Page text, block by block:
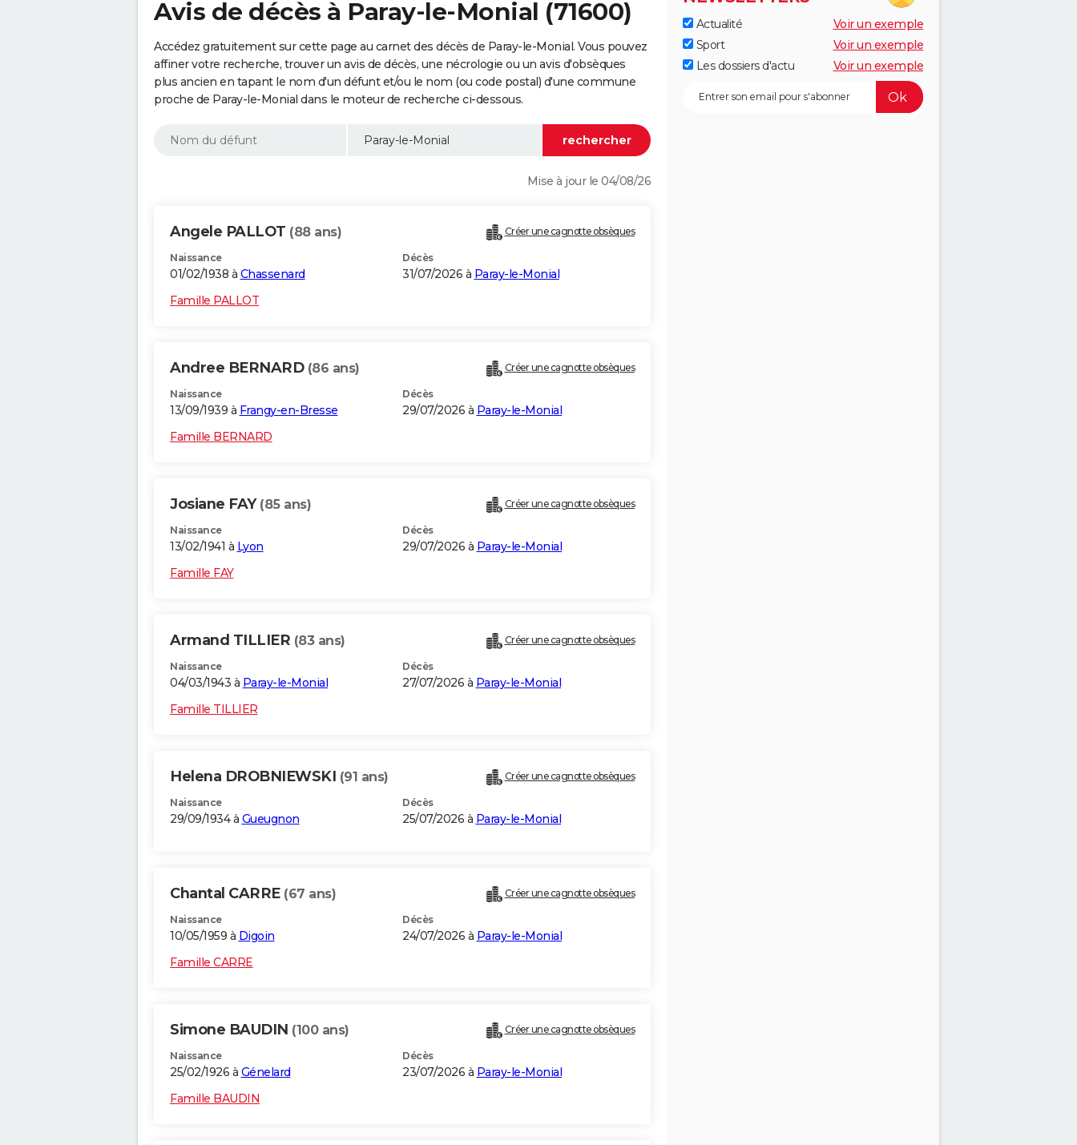
Avis de décès à Paray-le-Monial (71600)
Accédez gratuitement sur cette page au carnet des décès de Paray-le-Monial. Vous pouvez
affiner votre recherche, trouver un avis de décès, une nécrologie ou un avis d'obsèques
plus ancien en tapant le nom d'un défunt et/ou le nom (ou code postal) d'une commune
proche de Paray-le-Monial dans le moteur de recherche ci-dessous.
Mise à jour le 04/08/26
Angele PALLOT (88 ans) Créer une cagnotte obsèques
Naissance
01/02/1938 à Chassenard
Décès
31/07/2026 à Paray-le-Monial
Famille PALLOT
Andree BERNARD (86 ans) Créer une cagnotte obsèques
Naissance
13/09/1939 à Frangy-en-Bresse
Décès
29/07/2026 à Paray-le-Monial
Famille BERNARD
Josiane FAY (85 ans) Créer une cagnotte obsèques
Naissance
13/02/1941 à Lyon
Décès
29/07/2026 à Paray-le-Monial
Famille FAY
Armand TILLIER (83 ans) Créer une cagnotte obsèques
Naissance
04/03/1943 à Paray-le-Monial
Décès
27/07/2026 à Paray-le-Monial
Famille TILLIER
Helena DROBNIEWSKI (91 ans) Créer une cagnotte obsèques
Naissance
29/09/1934 à Gueugnon
Décès
25/07/2026 à Paray-le-Monial
Chantal CARRE (67 ans) Créer une cagnotte obsèques
Naissance
10/05/1959 à Digoin
Décès
24/07/2026 à Paray-le-Monial
Famille CARRE
Simone BAUDIN (100 ans) Créer une cagnotte obsèques
Naissance
25/02/1926 à Génelard
Décès
23/07/2026 à Paray-le-Monial
Famille BAUDIN
Actualité
Voir un exemple
Sport
Voir un exemple
Les dossiers d'actu
Voir un exemple